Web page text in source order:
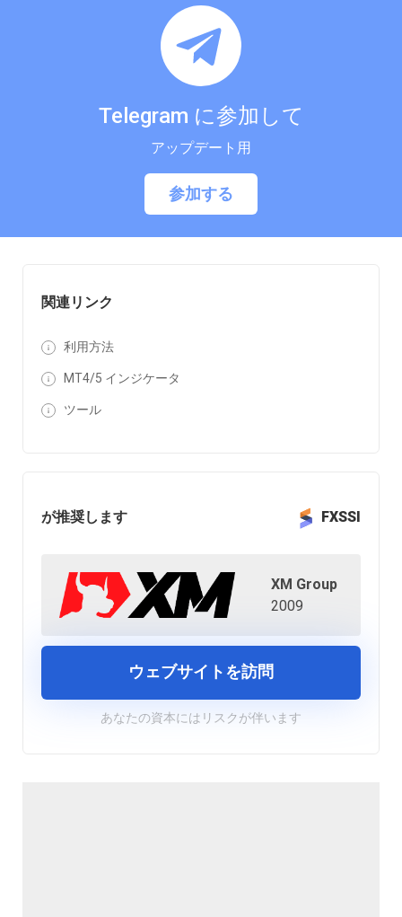
関連リンク
利用方法
MT4/5 インジケータ
ツール
が推奨します FXSSI
XM Group
2009
ウェブサイトを訪問
あなたの資本にはリスクが伴います
Telegram に参加して
アップデート用
参加する